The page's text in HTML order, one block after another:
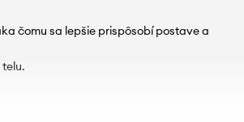
čomu sa lepšie prispôsobí postave a